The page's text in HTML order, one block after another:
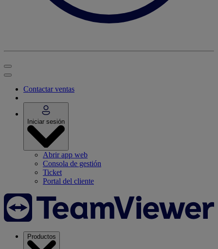
Contactar ventas
Iniciar sesión
Abrir app web
Consola de gestión
Ticket
Portal del cliente
Productos